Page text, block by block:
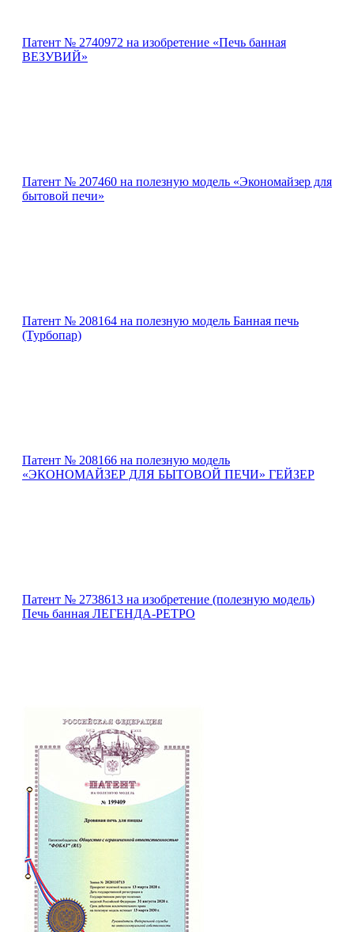
Патент № 2740972 на изобретение «Печь банная
ВЕЗУВИЙ»
Патент № 207460 на полезную модель «Экономайзер для
бытовой печи»
Патент № 208164 на полезную модель Банная печь
(Турбопар)
Патент № 208166 на полезную модель
«ЭКОНОМАЙЗЕР ДЛЯ БЫТОВОЙ ПЕЧИ» ГЕЙЗЕР
Патент № 2738613 на изобретение (полезную модель)
Печь банная ЛЕГЕНДА-РЕТРО